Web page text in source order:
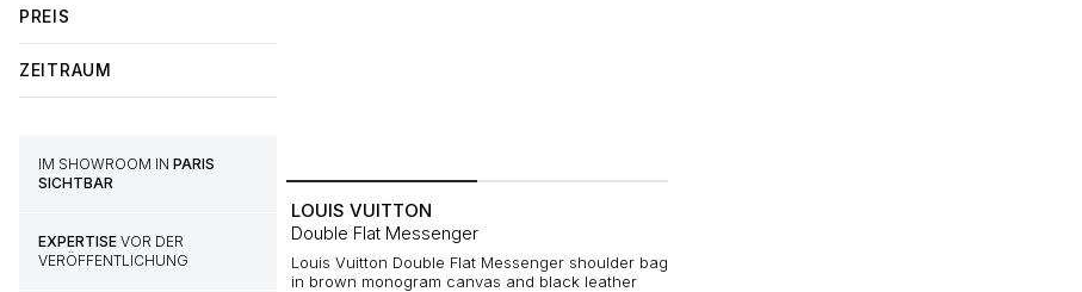
PREIS
ZEITRAUM
IM SHOWROOM IN PARIS
SICHTBAR
EXPERTISE VOR DER
VERÖFFENTLICHUNG
LOUIS VUITTON
Double Flat Messenger
Louis Vuitton Double Flat Messenger shoulder bag
in brown monogram canvas and black leather